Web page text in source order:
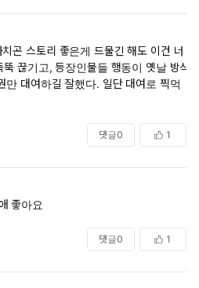
곤 스토리 좋은게 드물긴 해도 이건 너
끊기고, 등장인물들 행동이 옛날 방식
만 대여하길 잘했다. 일단 대여로 찍먹
댓글0 1
좋아요
댓글0 1